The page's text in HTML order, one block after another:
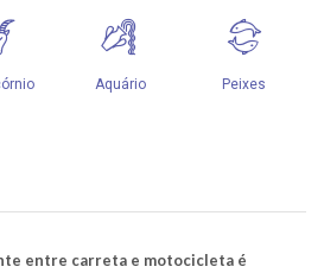
entre carreta e motocicleta é